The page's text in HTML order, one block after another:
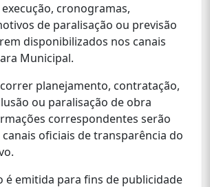
cronogramas,
de paralisação ou previsão
disponibilizados nos canais
Municipal.
planejamento, contratação,
ou paralisação de obra
correspondentes serão
oficiais de transparência do
é emitida para fins de publicidade